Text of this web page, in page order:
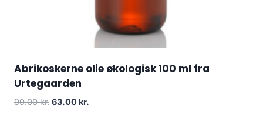
Abrikoskerne olie økologisk 100 ml fra
Urtegaarden
99.00kr. Den
63.00 kr.